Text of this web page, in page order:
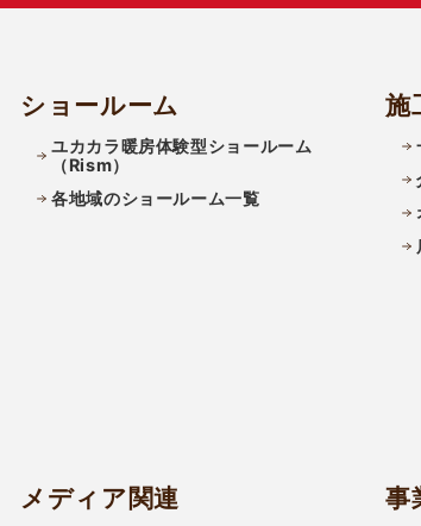
ショールーム
ユカカラ暖房体験型ショールーム
（Rism）
各地域のショールーム一覧
施
メディア関連 事